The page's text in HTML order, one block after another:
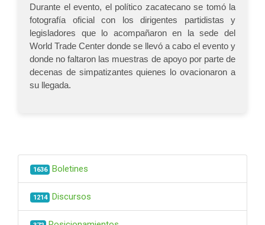
Durante el evento, el político zacatecano se tomó la
fotografía oficial con los dirigentes partidistas y
legisladores que lo acompañaron en la sede del
World Trade Center donde se llevó a cabo el evento y
donde no faltaron las muestras de apoyo por parte de
decenas de simpatizantes quienes lo ovacionaron a
su llegada.
1636 Boletines
1214 Discursos